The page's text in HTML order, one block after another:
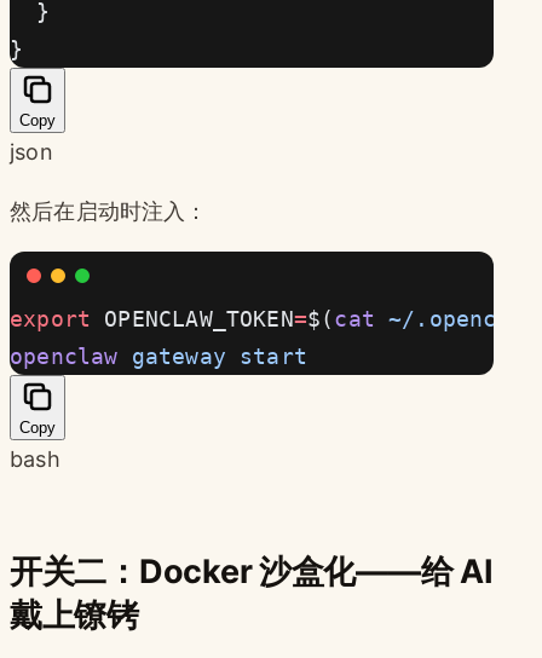
  }
}
Copy
json
然后在启动时注入：
export OPENCLAW_TOKEN=$(cat ~/
openclaw gateway start
Copy
bash
开关二：Docker 沙盒化——给 AI
戴上镣铐